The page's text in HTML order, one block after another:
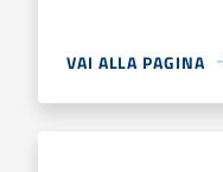
VAI ALLA PAGINA